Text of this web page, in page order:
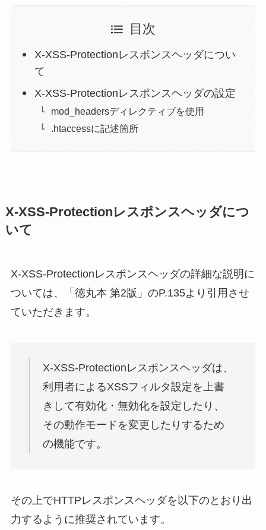
目次
X-XSS-Protectionレスポンスヘッダについ
て
X-XSS-Protectionレスポンスヘッダの設定
mod_headersディレクティブを使用
.htaccessに記述箇所
X-XSS-Protectionレスポンスヘッダにつ
いて
X-XSS-Protectionレスポンスヘッダの詳細な説明に
ついては、「徳丸本 第2版」のP.135より引用させ
ていただきます。
X-XSS-Protectionレスポンスヘッダは、
利用者によるXSSフィルタ設定を上書
きして有効化・無効化を設定したり、
その動作モードを変更したりするため
の機能です。
その上でHTTPレスポンスヘッダを以下のとおり出
力するように推奨されています。